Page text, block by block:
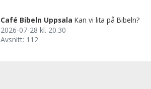
Café Bibeln Uppsala Kan vi lita på Bibeln?
2026-07-28 kl. 20.30
Avsnitt: 112